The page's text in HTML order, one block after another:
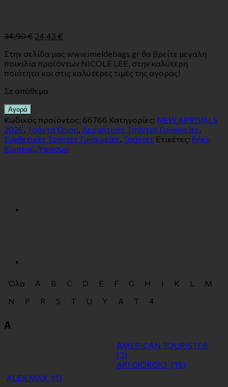
34,90€ 24,43 €
Στην σελίδα μας www.imeldebags.gr θα βρείτε μεγάλη
ποικιλία προϊόντων NICOLE LEE, στην καλύτερη
ποιότητα και στις καλύτερες τιμές της αγοράς!
Σε απόθεμα
Αγορά
Κωδικός προϊόντος: 66766 Κατηγορίες: NEW ARRIVALS
2026 Tσάντα Ώμου Δερμάτινες Τσάντες Γυναικείες
Συνθετικές Τσάντες Γυναικείες Τσάντες Ετικέτες: θήκη
Κινητού ,Ύφασμα
Όλα A B C D E F G H J K L
M
N
P R S T U Y Α Τ 4
A
ALEX MAX (1)
AMERICAN TOURISTER
(3)
ARI GIORGIO (15)